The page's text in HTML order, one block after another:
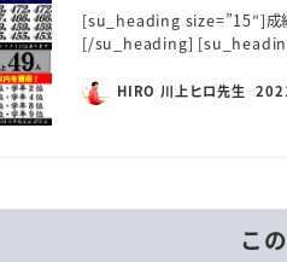
[su_heading size=”15″]成
[/su_heading]
HIRO 川上ヒロ先生
こ